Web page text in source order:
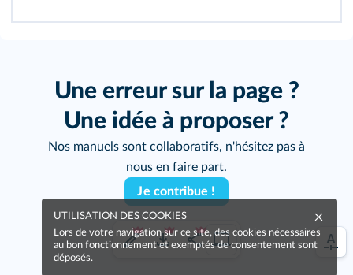
Une erreur sur la page ?
Une idée à proposer ?
Nos manuels sont collaboratifs, n'hésitez pas à
nous en faire part.
Je contribue !
UTILISATION DES COOKIES
Lors de votre navigation sur ce site, des cookies nécessaires
au bon fonctionnement et exemptés de consentement sont
déposés.